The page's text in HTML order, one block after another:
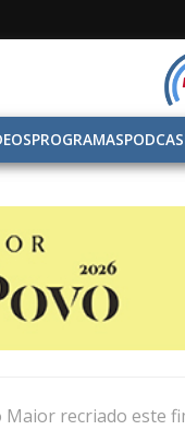
PROGRAMAS
Maior recriado este